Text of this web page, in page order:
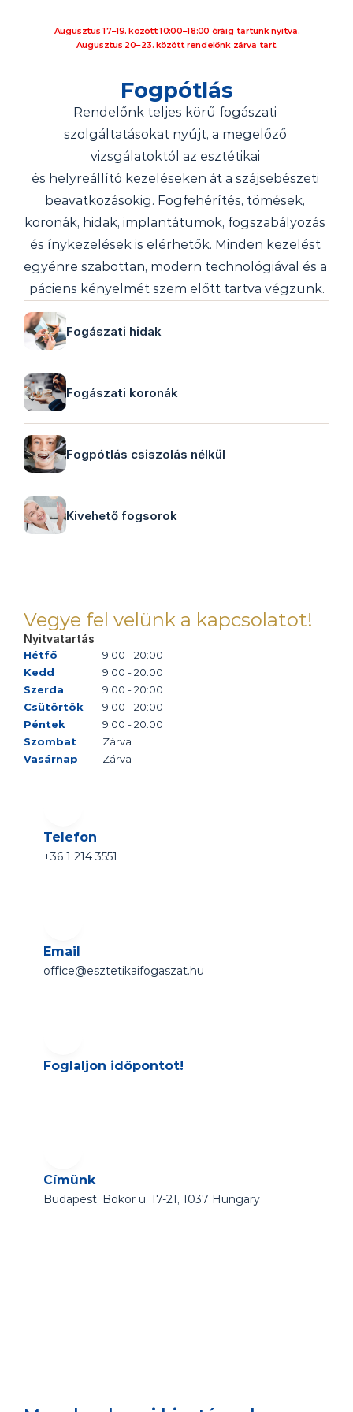
Augusztus 17–19. között 10:00–18:00 óráig tartunk nyitva.
Augusztus 20–23. között rendelőnk zárva tart.
Fogpótlás
Rendelőnk teljes körű fogászati
szolgáltatásokat nyújt, a megelőző
vizsgálatoktól az esztétikai
és helyreállító kezeléseken át a szájsebészeti
beavatkozásokig. Fogfehérítés, tömések,
koronák, hidak, implantátumok, fogszabályozás
és ínykezelések is elérhetők. Minden kezelést
egyénre szabottan, modern technológiával és a
páciens kényelmét szem előtt tartva végzünk.
Fogászati hidak
Fogászati koronák
Fogpótlás csiszolás nélkül
Kivehető fogsorok
Vegye fel velünk a kapcsolatot!
Telefon
+36 1 214 3551
Email
office@esztetikaifogaszat.hu
Foglaljon időpontot!
Címünk
Budapest, Bokor u. 17-21, 1037 Hungary
Nyitvatartás
Hétfő
9:00 - 20:00
Kedd
9:00 - 20:00
Szerda
9:00 - 20:00
Csütörtök
9:00 - 20:00
Péntek
9:00 - 20:00
Szombat
Zárva
Vasárnap
Zárva